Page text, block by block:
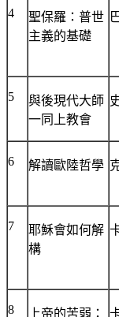
4
聖保羅：普世
主義的基礎
5
與後現代大師
一同上教會
6 解讀歐陸哲學
7
耶穌會如何解
構
8
上帝的苦弱：